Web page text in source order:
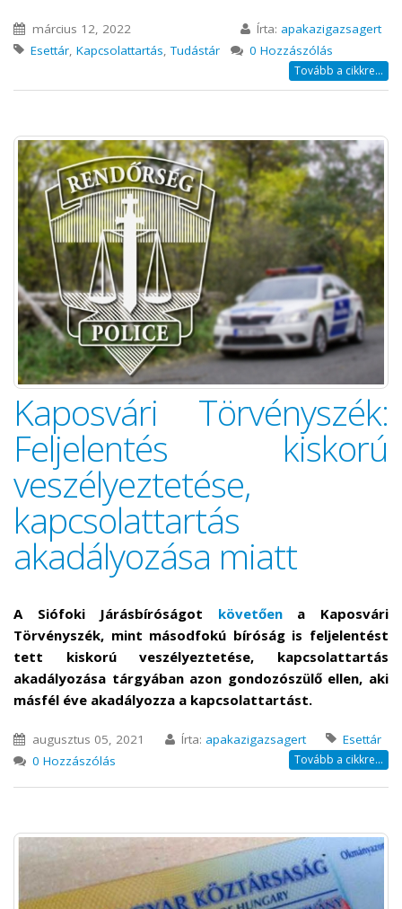
március 12, 2022 Írta: apakazigazsagert
Esettár, Kapcsolattartás,Tudástár 0 Hozzászólás
Tovább a cikkre...
Kaposvári Törvényszék:
Feljelentés kiskorú
veszélyeztetése,
kapcsolattartás
akadályozása miatt
A Siófoki Járásbíróságot követőena Kaposvári
Törvényszék, mint másodfokú bíróság is feljelentést
tett kiskorú veszélyeztetése, kapcsolattartás
akadályozása tárgyában azon gondozószülő ellen, aki
másfél éve akadályozza a kapcsolattartást.
augusztus 05, 2021 Írta: apakazigazsagert
Esettár
0 Hozzászólás
Tovább a cikkre...